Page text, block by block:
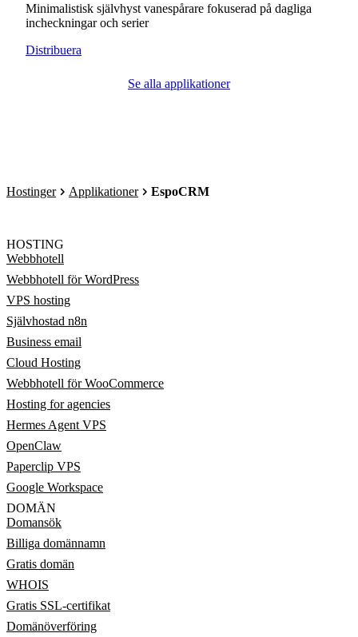
Minimalistisk självhyst vanespårare fokuserad på dagliga
incheckningar och serier
Distribuera
Se alla applikationer
Hostinger Applikationer EspoCRM
HOSTING
Webbhotell
Webbhotell för WordPress
VPS hosting
Självhostad n8n
Business email
Cloud Hosting
Webbhotell för WooCommerce
Hosting for agencies
Hermes Agent VPS
OpenClaw
Paperclip VPS
Google Workspace
DOMÄN
Domansök
Billiga domännamn
Gratis domän
WHOIS
Gratis SSL-certifikat
Domänöverföring